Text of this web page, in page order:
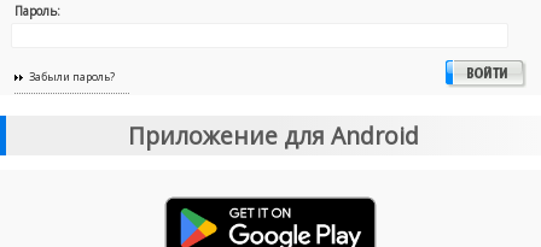
Пароль:
Забыли пароль?
Приложение для Android